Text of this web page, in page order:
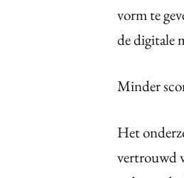
vorm te
de digitale
Minder
Het
vertrouwd